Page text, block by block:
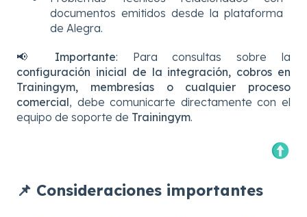
documentos emitidos desde la plataforma
de Alegra.
📢 Importante: Para consultas sobre la
configuración inicial de la integración, cobros en
Trainingym, membresías o cualquier proceso
comercial, debe comunicarte directamente con el
equipo de soporte de Trainingym.
📌 Consideraciones importantes